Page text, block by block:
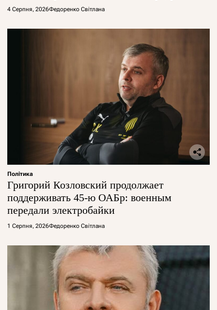
4 Серпня, 2026Федоренко Світлана
Політика
Григорий Козловский продолжает
поддерживать 45-ю ОАБр: военным
передали электробайки
1 Серпня, 2026Федоренко Світлана